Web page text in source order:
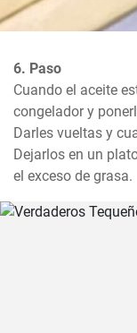
6. Paso
Cuando el aceite
congelador y
Darles vueltas y
Dejarlos en un
el exceso de grasa.